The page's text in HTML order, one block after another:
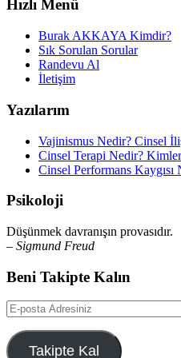
Hızlı Menü
Burak AKKAYA Kimdir?
Sık Sorulan Sorular
Randevu Al
İletişim
Yazılarım
Vajinismus Nedir? Cinsel
Cinsel Terapi Nedir?
Cinsel Performans
Psikoloji
Düşünmek davranışın provasıdır.
– Sigmund Freud
Beni Takipte Kalın
E-
posta
Adresiniz
Takipte Kal